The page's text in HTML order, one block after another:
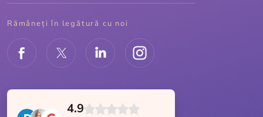
Rămâneți în legătură cu noi
4.9